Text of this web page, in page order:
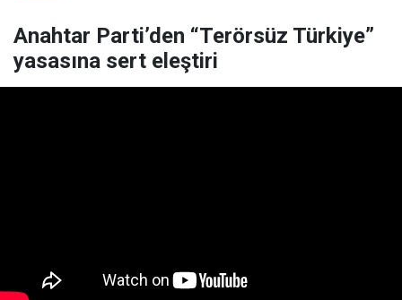
Anahtar Parti’den “Terörsüz Türkiye”
yasasına sert eleştiri